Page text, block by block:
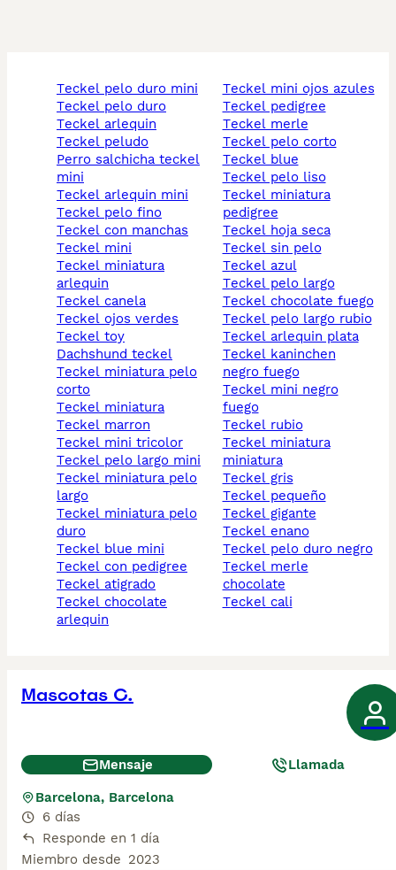
teckel pelo duro mini
teckel pelo duro
teckel arlequin
teckel peludo
perro salchicha teckel
mini
teckel arlequin mini
teckel pelo fino
teckel con manchas
teckel mini
teckel miniatura
arlequin
teckel canela
teckel ojos verdes
teckel toy
dachshund teckel
teckel miniatura pelo
corto
teckel miniatura
teckel marron
teckel mini tricolor
teckel pelo largo mini
teckel miniatura pelo
largo
teckel miniatura pelo
duro
teckel blue mini
teckel con pedigree
teckel atigrado
teckel chocolate
arlequin
teckel mini ojos azules
teckel pedigree
teckel merle
teckel pelo corto
teckel blue
teckel pelo liso
teckel miniatura
pedigree
teckel hoja seca
teckel sin pelo
teckel azul
teckel pelo largo
teckel chocolate fuego
teckel pelo largo rubio
teckel arlequin plata
teckel kaninchen
negro fuego
teckel mini negro
fuego
teckel rubio
teckel miniatura
miniatura
teckel gris
teckel pequeño
teckel gigante
teckel enano
teckel pelo duro negro
teckel merle
chocolate
teckel cali
Mascotas C.
Mensaje Llamada
Barcelona, Barcelona
6 días
Responde en 1 día
Miembro desde 2023